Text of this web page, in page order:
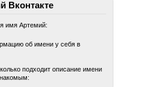
Вконтакте
имя Артемий:
об имени у себя в
подходит описание имени